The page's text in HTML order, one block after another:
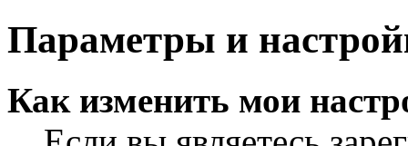
Параметры и
Как изменить мои